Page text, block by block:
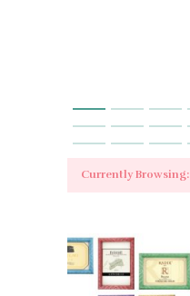
Currently Browsing: